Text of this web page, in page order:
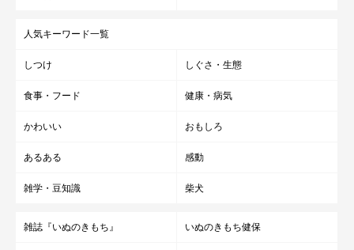
人気キーワード一覧
しつけ しぐさ・生態
食事・フード 健康・病気
かわいい おもしろ
あるある 感動
雑学・豆知識 柴犬
雑誌『いぬのきもち』 いぬのきもち健保